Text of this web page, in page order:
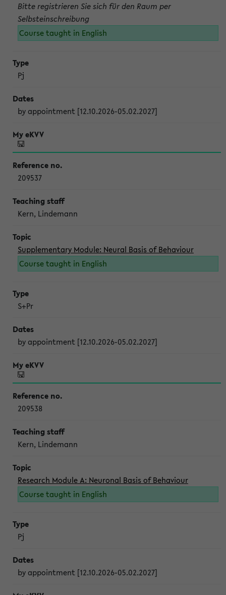
Bitte registrieren Sie sich für den Raum per
Selbsteinschreibung
Course taught in English
Pj
by appointment [12.10.2026-05.02.2027]
209537
Kern, Lindemann
Supplementary Module: Neural Basis of Behaviour
Course taught in English
S+Pr
by appointment [12.10.2026-05.02.2027]
209538
Kern, Lindemann
Research Module A: Neuronal Basis of Behaviour
Course taught in English
Pj
by appointment [12.10.2026-05.02.2027]